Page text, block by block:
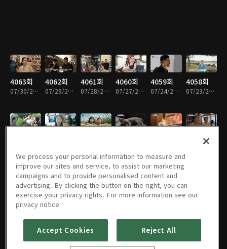
4063회
07/30/2026 • 46분
4062회
07/29/2026 • 47분
4061회
07/28/2026 • 46분
4060회
07/27/2026 • 46분
4059회
07/24/2026 • 47분
4058회
07/23/2026 • 46분
4052회
4051회
07/14/2026 • 46분
4050회 4049회 4048회 4047회 4046회
We process your personal information to measure and
improve our sites and service, to assist our marketing
campaigns and to provide personalised content and
advertising. By clicking the button on the right, you can
exercise your privacy rights. For more information see our
privacy notice
Accept Cookies Reject All